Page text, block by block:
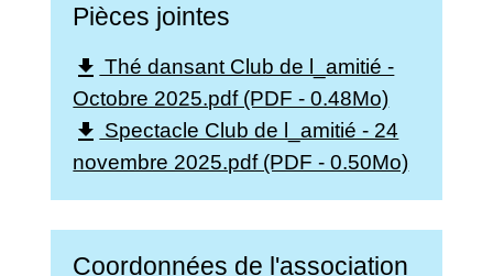
Pièces jointes
file_download Thé dansant Club de l_amitié -
Octobre 2025.pdf (PDF - 0.48Mo)
file_download Spectacle Club de l_amitié - 24
novembre 2025.pdf (PDF - 0.50Mo)
Coordonnées de l'association